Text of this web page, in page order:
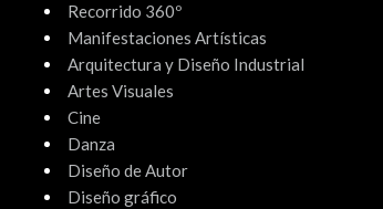
Recorrido 360º
Manifestaciones Artísticas
Arquitectura y Diseño Industrial
Artes Visuales
Cine
Danza
Diseño de Autor
Diseño gráfico